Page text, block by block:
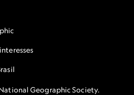
Geographic Society.